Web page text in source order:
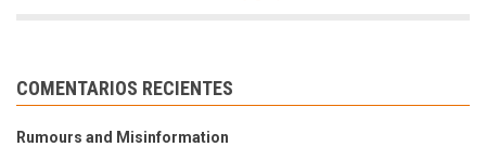
COMENTARIOS RECIENTES
Rumours and Misinformation